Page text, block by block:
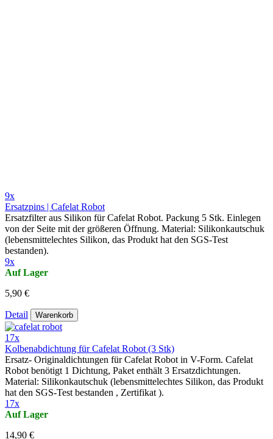
9x
Ersatzpins | Cafelat Robot
Ersatzfilter aus Silikon für Cafelat Robot. Packung 5 Stk. Einlegen
von der Seite mit der größeren Öffnung. Material: Silikonkautschuk
(lebensmittelechtes Silikon, das Produkt hat den SGS-Test
bestanden).
9x
Auf Lager
5,90 €
Detail Warenkorb
17x
Kolbenabdichtung für Cafelat Robot (3 Stk)
Ersatz- Originaldichtungen für Cafelat Robot in V-Form. Cafelat
Robot benötigt 1 Dichtung, Paket enthält 3 Ersatzdichtungen.
Material: Silikonkautschuk (lebensmittelechtes Silikon, das Produkt
hat den SGS-Test bestanden , Zertifikat ).
17x
Auf Lager
14,90 €